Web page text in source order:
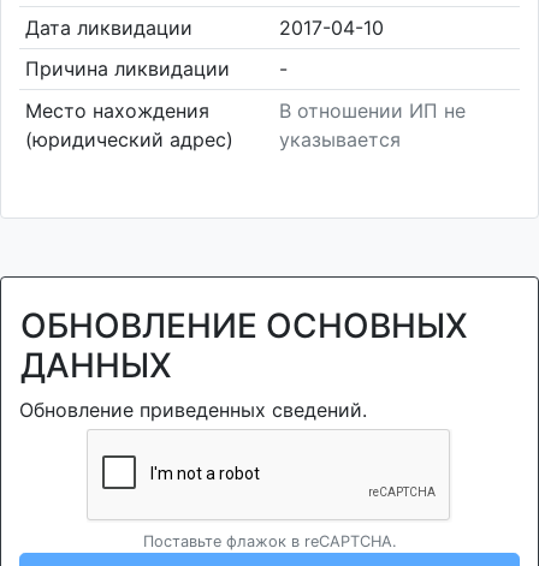
Дата ликвидации
2017-04-10
Причина ликвидации
-
Место нахождения
(юридический адрес)
В отношении ИП не
указывается
ОБНОВЛЕНИЕ ОСНОВНЫХ
ДАННЫХ
Обновление приведенных сведений.
Поставьте флажок в reCAPTCHA.